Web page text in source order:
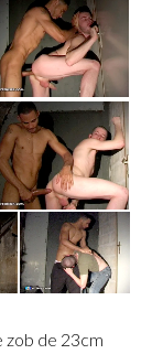
zob de 23cm